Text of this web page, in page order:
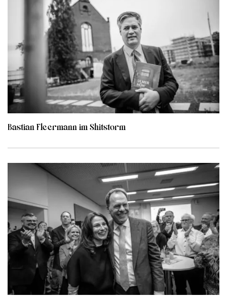
Bastian Fleermann im Shitstorm